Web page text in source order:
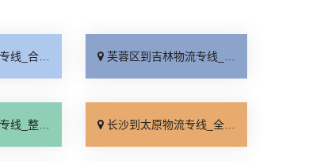
「多年经验」 芙蓉区到吉林物流专线_高效运输「诚信经营」
「来电咨询」 长沙到太原物流专线_全程直达「合理收费」